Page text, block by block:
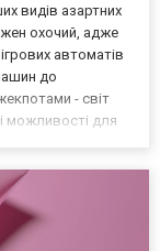
видів азартних
охочий, адже
автоматів
до
- світ
можливості для